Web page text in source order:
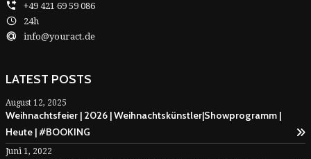
+49 421 69 59 086
24h
info@youract.de
LATEST POSTS
August 12, 2025
Weihnachtsfeier | 2026 | Weihnachtskünstler|Showprogramm |
Heute | #BOOKING
Juni 1, 2022